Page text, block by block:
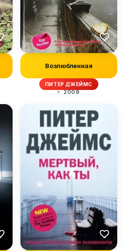
Возлюбленная
ПИТЕР ДЖЕЙМС
2009